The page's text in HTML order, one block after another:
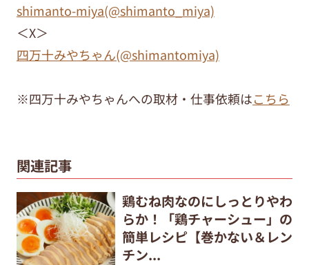
shimanto-miya(@shimanto_miya)
＜X＞
四万十みやちゃん(@shimantomiya)
※四万十みやちゃんへの取材・仕事依頼はこちら
関連記事
鶏むね肉なのにしっとりやわ
らか！「鶏チャーシュー」の
簡単レシピ【巻かない＆レン
チン...